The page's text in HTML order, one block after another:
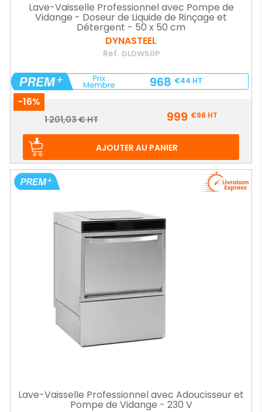
Lave-Vaisselle Professionnel avec Pompe de
Vidange - Doseur de Liquide de Rinçage et
Détergent - 50 x 50 cm
DYNASTEEL
Ref. DLDW50P
968 €44 HT
-16%
Prix
Prix
1 201,03 € HT 999 €98 HT
AJOUTER AU PANIER
Lave-Vaisselle Professionnel avec Adoucisseur et
Pompe de Vidange - 230 V